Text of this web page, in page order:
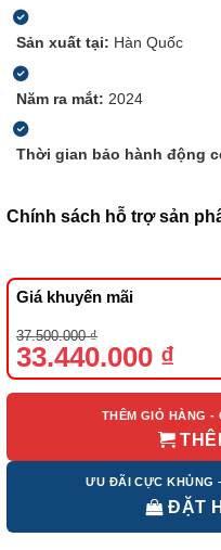
Sản xuất tại: Hàn Quốc
Năm ra mắt: 2024
Thời gian bảo hành động
Chính sách hỗ trợ sản
Giá khuyến mãi
37.500.000₫
Giá
gốc
là:
37.500.000 ₫.
33.440.000 ₫
Giá
hiện
tại
là:
THÊM GIỎ HÀNG -
ƯU ĐÃI CỰC KHỦNG
ĐẶT